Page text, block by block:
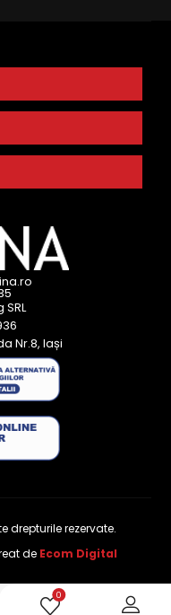
0
Nr.8, Iași
drepturile rezervate.
de Ecom Digital